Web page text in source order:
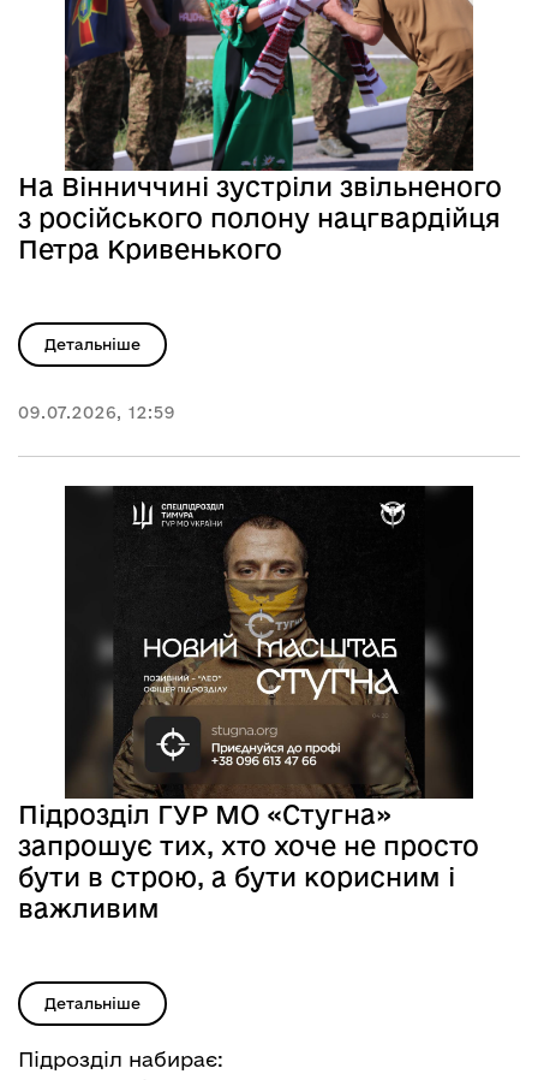
На Вінниччині зустріли звільненого
з російського полону нацгвардійця
Петра Кривенького
Детальніше
09.07.2026, 12:59
Підрозділ ГУР МО «Стугна»
запрошує тих, хто хоче не просто
бути в строю, а бути корисним і
важливим
Детальніше
Підрозділ набирає: